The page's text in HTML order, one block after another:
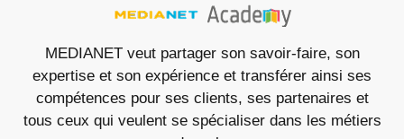
MEDIANET veut partager son savoir-faire, son
expertise et son expérience et transférer ainsi ses
compétences pour ses clients, ses partenaires et
tous ceux qui veulent se spécialiser dans les métiers